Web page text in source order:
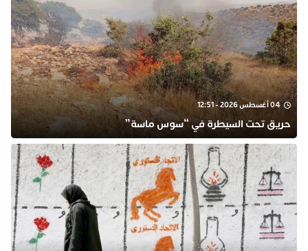
04 أغسطس 2026 - 12:51
حريق تحت السيطرة في “سوس ماسة”